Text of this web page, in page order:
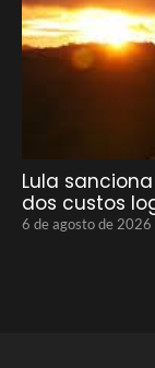
Lula
dos custos
6 de agosto de 2026